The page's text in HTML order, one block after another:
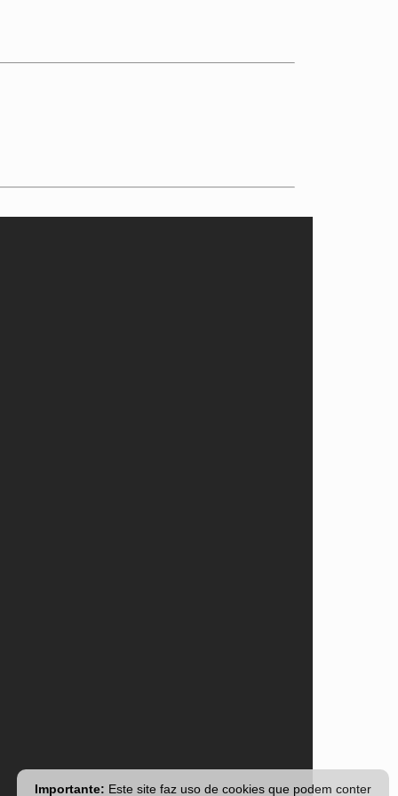
Importante: Este site faz uso de cookies que podem conter